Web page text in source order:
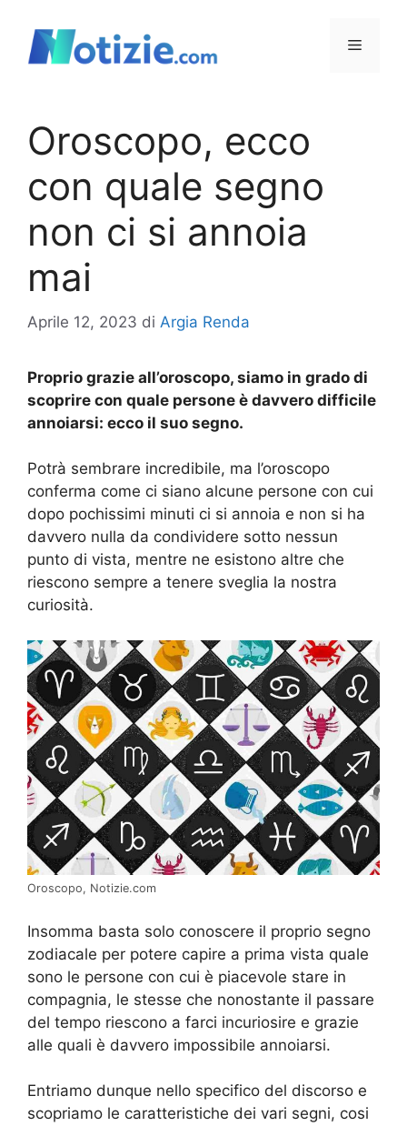
contenuto
Menu
Oroscopo, ecco
con quale segno
non ci si annoia
mai
Aprile 12, 2023 di Argia Renda
Proprio grazie all’oroscopo, siamo in grado di
scoprire con quale persone è davvero difficile
annoiarsi: ecco il suo segno.
Potrà sembrare incredibile, ma l’oroscopo
conferma come ci siano alcune persone con cui
dopo pochissimi minuti ci si annoia e non si ha
davvero nulla da condividere sotto nessun
punto di vista, mentre ne esistono altre che
riescono sempre a tenere sveglia la nostra
curiosità.
Oroscopo, Notizie.com
Insomma basta solo conoscere il proprio segno
zodiacale per potere capire a prima vista quale
sono le persone con cui è piacevole stare in
compagnia, le stesse che nonostante il passare
del tempo riescono a farci incuriosire e grazie
alle quali è davvero impossibile annoiarsi.
Entriamo dunque nello specifico del discorso e
scopriamo le caratteristiche dei vari segni, cosi